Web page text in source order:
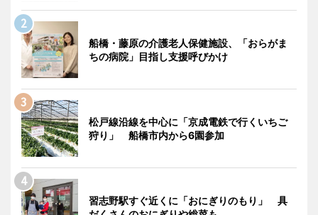
船橋・藤原の介護老人保健施設、「おらがま
ちの病院」目指し支援呼びかけ
松戸線沿線を中心に「京成電鉄で行くいちご
狩り」 船橋市内から6園参加
習志野駅すぐ近くに「おにぎりのもり」 具